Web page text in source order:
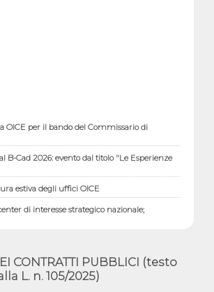
OICE per il bando del Commissario di
B-Cad 2026: evento dal titolo "Le Esperienze
estiva degli uffici OICE
di interesse strategico nazionale;
Stretto di Messina: deliberata la
CONTRATTI PUBBLICI (testo
L. n. 105/2025)